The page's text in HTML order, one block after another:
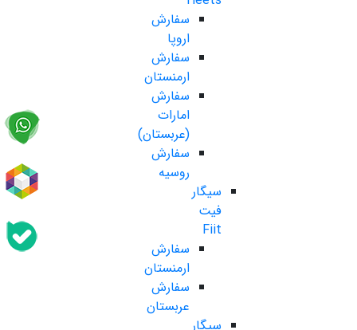
سفارش
اروپا
سفارش
ارمنستان
سفارش
امارات
(عربستان)
سفارش
روسیه
سیگار
فیت
Fiit
سفارش
ارمنستان
سفارش
عربستان
سیگار